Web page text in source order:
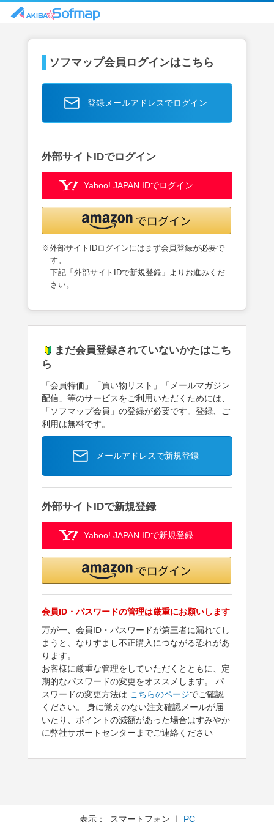
ソフマップ会員ログインはこちら
登録メールアドレスでログイン
外部サイトIDでログイン
Yahoo! JAPAN IDでログイン
※外部サイトIDログインにはまず会員登録が必要で
す。
下記「外部サイトIDで新規登録」よりお進みくだ
さい。
まだ会員登録されていないかたはこち
ら
「会員特価」「買い物リスト」「メールマガジン
配信」等のサービスをご利用いただくためには、
「ソフマップ会員」の登録が必要です。登録、ご
利用は無料です。
メールアドレスで新規登録
外部サイトIDで新規登録
Yahoo! JAPAN IDで新規登録
会員ID・パスワードの管理は厳重にお願いします
万が一、会員ID・パスワードが第三者に漏れてし
まうと、なりすまし不正購入につながる恐れがあ
ります。
お客様に厳重な管理をしていただくとともに、定
期的なパスワードの変更をオススメします。 パ
スワードの変更方法は こちらのページでご確認
ください。 身に覚えのない注文確認メールが届
いたり、ポイントの減額があった場合はすみやか
に弊社サポートセンターまでご連絡ください
表示： スマートフォン ｜ PC